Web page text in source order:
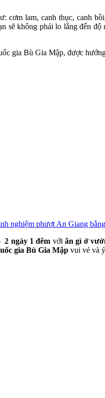
cơm lam, canh thục, canh
không phải lo lắng đến độ
gia Bù Gia Mập, được
nghiệm phượt An Giang
ngày 1 đêm với ăn gì ở
gia Bù Gia Mập vui vẻ và